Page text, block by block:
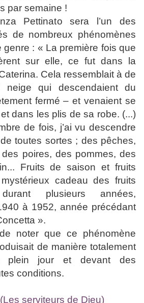
par semaine !
Pettinato sera l’un des
de nombreux phénomènes
genre : « La première fois que
sur elle, ce fut dans la
Cela ressemblait à de
neige qui descendaient du
fermé – et venaient se
dans les plis de sa robe. (...)
de fois, j’ai vu descendre
toutes sortes ; des pêches,
poires, des pommes, des
Fruits de saison et fruits
cadeau des fruits
plusieurs années,
à 1952, année précédant
».
noter que ce phénomène
de manière totalement
plein jour et devant des
conditions.
serviteurs de Dieu)